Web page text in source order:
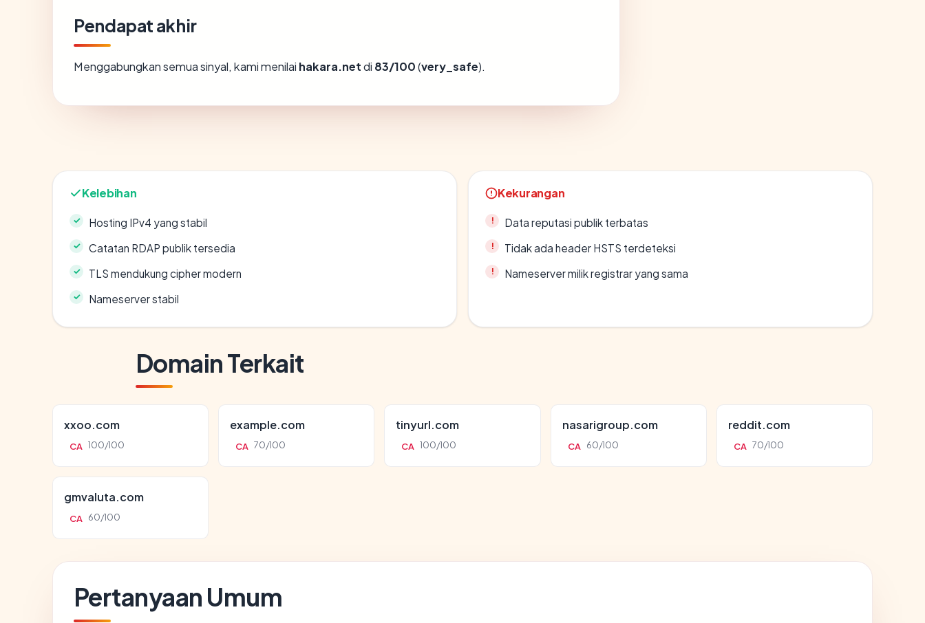
Pendapat akhir
Menggabungkan semua sinyal, kami menilai hakara.netdi 83/100(very_safe).
Kelebihan
Hosting IPv4 yang stabil
Catatan RDAP publik tersedia
TLS mendukung cipher modern
Nameserver stabil
Kekurangan
Data reputasi publik terbatas
Tidak ada header HSTS terdeteksi
Nameserver milik registrar yang sama
Domain Terkait
xxoo.com
CA 100/100
example.com
CA 70/100
tinyurl.com
CA 100/100
nasarigroup.com
CA 60/100
reddit.com
CA 70/100
gmvaluta.com
CA 60/100
Pertanyaan Umum